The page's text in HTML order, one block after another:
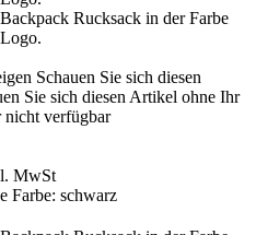
Schauen Sie sich diesen
Sie sich diesen Artikel ohne Ihr
verfügbar
MwSt
Farbe: schwarz